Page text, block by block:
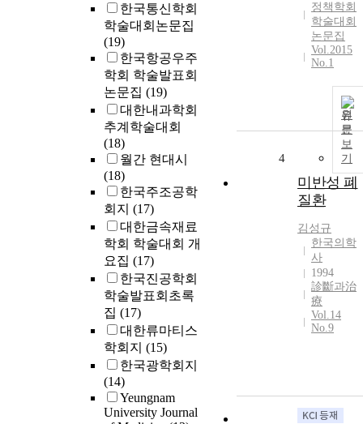
한국통신학회
학술대회논문집
(19)
한국항공우주
학회 학술발표회
논문집 (19)
대한내과학회
추계학술대회
(18)
월간 현대시
(18)
한국주조공학
회지 (17)
대한금속재료
학회 학술대회 개
요집 (17)
한국진공학회
학술발표회초록
집 (17)
대한류마티스
학회지 (15)
한국광학회지
(14)
Yeungnam
University Journal
정책학회
학술대회
논문집
Vol.2015
No.1
원
문
보
기
4
미반성 폐
질환
김성규
한국의학
사
1994
診斷과治
療
Vol.14
No.9